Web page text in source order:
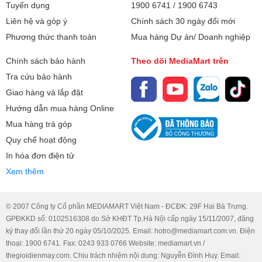
Điểm số giấc ngủ là một tính năng mới có thể giúp người dùng
Apple Watch hiểu rõ về chất lượng giấc ngủ của mình và cách để
có một giấc ngủ phục hồi hơn.
Chất lượng giấc ngủ được ảnh hưởng bởi các yếu tố như thời gian
Tuyển dụng
Liên hệ và góp ý
Phương thức thanh toán
1900 6741 / 1900 6743
Chính sách 30 ngày đổi mới
Mua hàng Dự án/ Doanh nghiệp
Chính sách bảo hành
Tra cứu bảo hành
Giao hàng và lắp đặt
Hướng dẫn mua hàng Online
Mua hàng trả góp
Quy chế hoạt động
In hóa đơn điện tử
Xem thêm
Theo dõi MediaMart trên
© 2007 Công ty Cổ phần MEDIAMART Việt Nam - ĐCĐK: 29F Hai Bà Trưng.
GPĐKKD số: 0102516308 do Sở KHĐT Tp.Hà Nội cấp ngày 15/11/2007, đăng
ký thay đổi lần thứ 20 ngày 05/10/2025. Email: hotro@mediamart.com.vn. Điện
thoại: 1900 6741. Fax: 0243 933 0766 Website: mediamart.vn /
thegioidienmay.com. Chịu trách nhiệm nội dung: Nguyễn Đình Huy. Email: